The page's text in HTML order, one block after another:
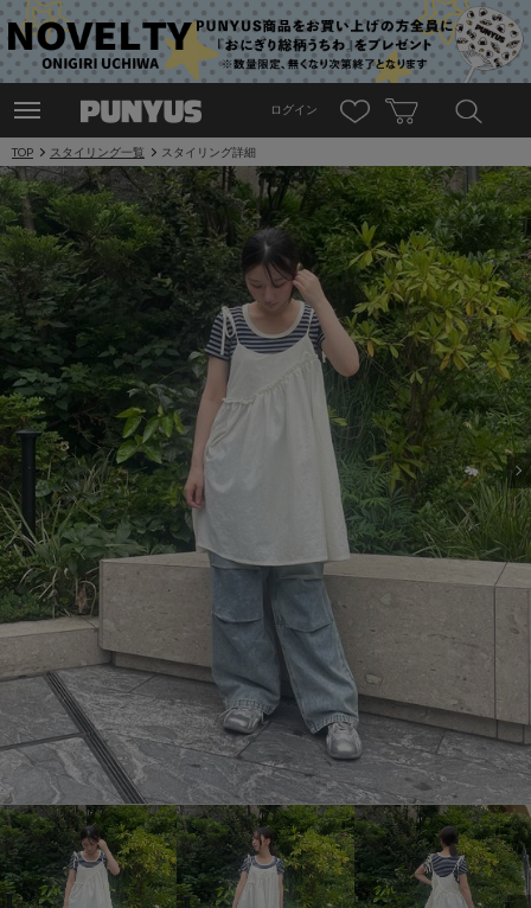
ログイン
TOP スタイリング一覧 スタイリング詳細